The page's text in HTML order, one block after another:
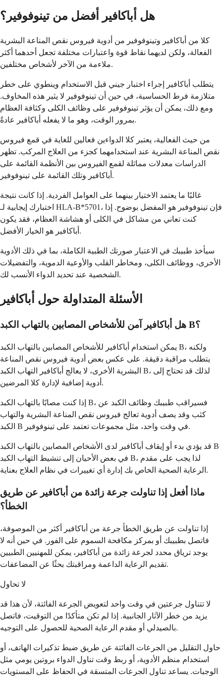
هل أباكافير أفضل من تينوفوفير؟
كلا من أباكافير وتينوفوفير من أدوية فيروس نقص المناعة البشرية
الفعالة، ولكن لديهما نقاط قوة واعتبارات مختلفة تجعل أحدهما أكثر
ملاءمة من الآخر لأشخاص مختلفين.
يتطلب أباكافير إجراء اختبار جيني قبل الاستخدام وينطوي على خطر
متلازمة فرط الحساسية، في حين أن تينوفوفير لا يثير هذه المخاوف.
ومع ذلك، يمكن أن يؤثر تينوفوفير على وظائف الكلى وكثافة العظام
بمرور الوقت، وهو ما لا يفعله أباكافير عادةً.
من حيث الفعالية، يعتبر كلا الدواءين فعالين للغاية في قمع فيروس
نقص المناعة البشرية عند استخدامهما كجزء من العلاج المركب. تظهر
الدراسات معدلات مماثلة لقمع الفيروس بين الأنظمة القائمة على
أباكافير وتلك القائمة على تينوفوفير.
غالبًا ما يعتمد الاختيار بينهما على العوامل الفردية. إذا كانت نتيجة
اختبارك إيجابية لـ HLA-B*5701، فإن تينوفوفير هو المفضل بوضوح. إذا
كنت تعاني من مشاكل في الكلى أو هشاشة العظام، فقد يكون
أباكافير هو الخيار الأفضل.
سيأخذ طبيبك في الاعتبار صورتك الطبية الكاملة، بما في ذلك الأدوية
الأخرى، ووظائف الكلى، ومخاطر القلب والأوعية الدموية، والتفضيلات
الشخصية عند تحديد الدواء الأنسب لك.
الأسئلة المتداولة حول أباكافير
هل أباكافير آمن للأشخاص المصابين بالتهاب الكبد B؟
يمكن استخدام أباكافير للأشخاص المصابين بالتهاب الكبد B، ولكنه
يتطلب مراقبة دقيقة. على عكس بعض أدوية فيروس نقص المناعة
البشرية الأخرى، لا يعالج أباكافير التهاب الكبد B، لذلك قد تحتاج إلى
أدوية إضافية لإدارة كلا المرضين.
إذا كنت مصابًا بالتهاب الكبد B، فسيراقب طبيبك وظائف الكبد عن
كثب وقد يصف أدوية تعالج فيروس نقص المناعة البشرية والتهاب
الكبد B في وقت واحد، مثل مجموعات تعتمد على تينوفوفير.
قد يؤدي بدء أو إيقاف أباكافير لدى الأشخاص المصابين بالتهاب الكبد B
في بعض الأحيان إلى تنشيط التهاب الكبد B، لذا يجب على مقدم
الرعاية الصحية الخاص بك إدارة أي تغييرات في نظام العلاج بعناية.
ماذا أفعل إذا تناولت جرعة زائدة من أباكافير عن طريق
الخطأ؟
إذا تناولت عن طريق الخطأ جرعة من أباكافير أكثر من الموصوفة،
فاتصل بطبيبك أو بمركز مكافحة السموم على الفور. في حين أنه لا
يوجد ترياق محدد لجرعة زائدة من أباكافير، يمكن للمهنيين الطبيين
تقديم الرعاية الداعمة ومراقبتك بحثًا عن المضاعفات.
لا تحاول
لا تتناول جرعتين في وقت واحد لتعويض الجرعة الفائتة، لأن هذا قد
يزيد من خطر الآثار الجانبية. إذا لم تكن متأكدًا من التوقيت، فاتصل
بالصيدلي أو مقدم الرعاية الصحية للحصول على التوجيه.
حاول التقليل من الجرعات الفائتة عن طريق ضبط تذكيرات الهاتف، أو
استخدام منظم الأدوية، أو ربط وقت تناول الدواء بروتين يومي مثل
الوجبات. يساعد تناول الجرعات المتسقة في الحفاظ على المستويات